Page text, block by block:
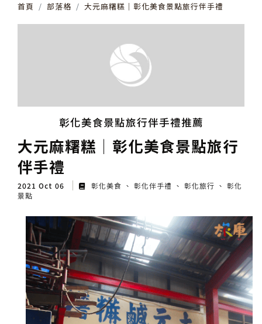
其他活動
首頁 部落格 大元麻糬糕│彰化美食景點旅行伴手禮
彰化美食景點旅行伴手禮推薦
大元麻糬糕│彰化美食景點旅行
伴手禮
2021 Oct 06 彰化美食 彰化伴手禮 彰化旅行
彰化
景點